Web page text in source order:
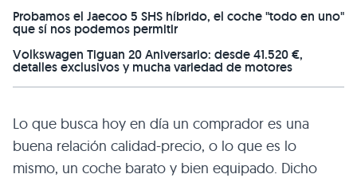
Probamos el Jaecoo 5 SHS híbrido, el coche "todo en uno"
que sí nos podemos permitir
Volkswagen Tiguan 20 Aniversario: desde 41.520 €,
detalles exclusivos y mucha variedad de motores
Lo que busca hoy en día un comprador es una
buena relación calidad-precio, o lo que es lo
mismo, un coche barato y bien equipado. Dicho